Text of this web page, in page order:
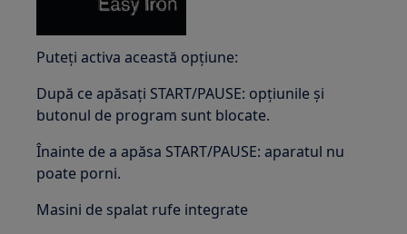
Puteți activa această opțiune:
După ce apăsați START/PAUSE: opțiunile și
butonul de program sunt blocate.
Înainte de a apăsa START/PAUSE: aparatul nu
poate porni.
Masini de spalat rufe integrate